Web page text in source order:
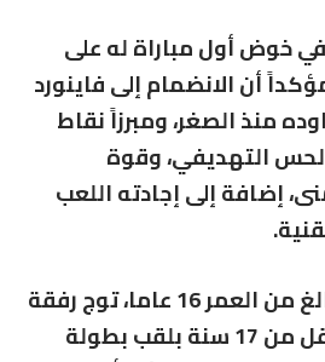
خوض أول مباراة له على
أن الانضمام إلى فاينورد
منذ الصغر، ومبرزاً نقاط
التهديفي، وقوة
إضافة إلى إجادته اللعب
ويذكر أن اللاعب، البالغ من العمر 16 عاما، توج رفقة
المنتخب المغربي لأقل من 17 سنة بلقب بطولة